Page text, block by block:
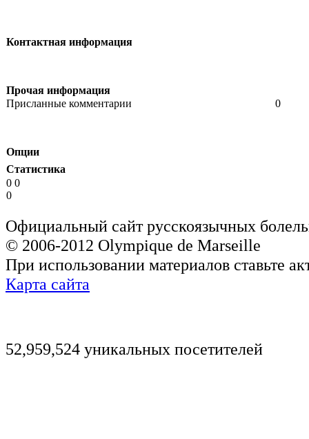
Контактная информация
Прочая информация
Присланные комментарии
0
Опции
Статистика
0 0
0
Официальный сайт русскоязычных
© 2006-2012 Olympique de Marseille
При использовании материалов ставьте
Карта сайта
52,959,524 уникальных посетителей